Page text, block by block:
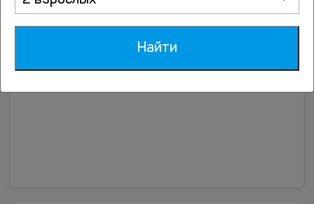
Апартаменты NG на Ивана Ярыгина
улица Ярыгина, дом 17, Абакан
Найти